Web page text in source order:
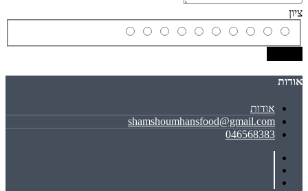
ציון
אודות
אודות
shamshoumhansfood@gmail.com
046568383